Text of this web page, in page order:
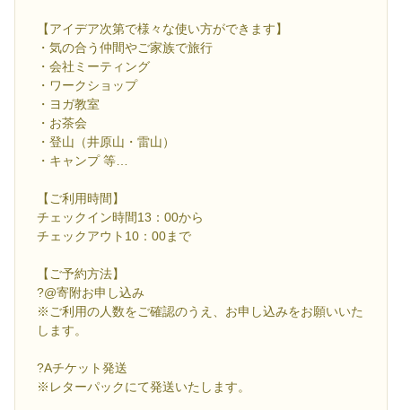
【アイデア次第で様々な使い方ができます】
・気の合う仲間やご家族で旅行
・会社ミーティング
・ワークショップ
・ヨガ教室
・お茶会
・登山（井原山・雷山）
・キャンプ 等…
【ご利用時間】
チェックイン時間13：00から
チェックアウト10：00まで
【ご予約方法】
?@寄附お申し込み
※ご利用の人数をご確認のうえ、お申し込みをお願いいた
します。
?Aチケット発送
※レターパックにて発送いたします。